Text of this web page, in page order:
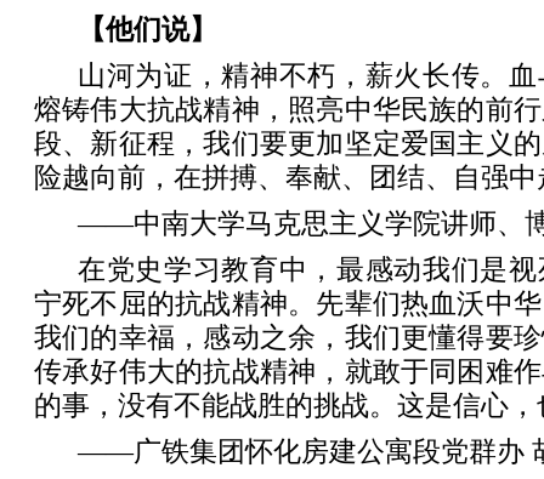
【他们说】
山河为证，精神不朽，薪火长传。
熔铸伟大抗战精神，照亮中华民族的前
段、新征程，我们要更加坚定爱国主义
险越向前，在拼搏、奉献、团结、自强
——中南大学马克思主义学院讲师、
在党史学习教育中，最感动我们是
宁死不屈的抗战精神。先辈们热血沃中
我们的幸福，感动之余，我们更懂得要
传承好伟大的抗战精神，就敢于同困难
的事，没有不能战胜的挑战。这是信心
——广铁集团怀化房建公寓段党群办